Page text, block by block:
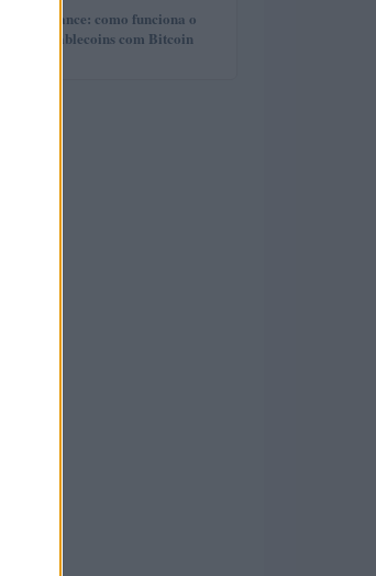
da Binance: como funciona o
de stablecoins com Bitcoin